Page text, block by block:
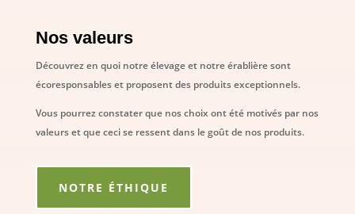
Nos valeurs
Découvrez en quoi notre élevage et notre érablière sont
écoresponsables et proposent des produits exceptionnels.
Vous pourrez constater que nos choix ont été motivés par nos
valeurs et que ceci se ressent dans le goût de nos produits.
NOTRE ÉTHIQUE